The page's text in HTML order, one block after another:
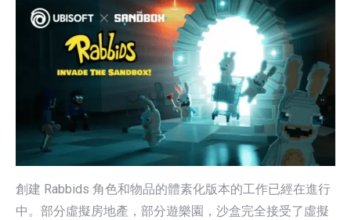
創建 Rabbids 角色和物品的體素化版本的工作已經在進行
中。部分虛擬房地產，部分遊樂園，沙盒完全接受了虛擬